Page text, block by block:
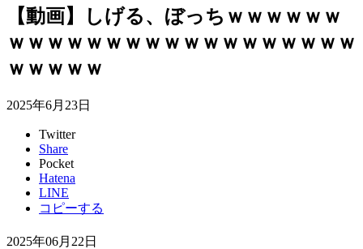
【動画】しげる、ぼっちｗｗｗｗｗｗ
ｗｗｗｗｗｗｗｗｗｗｗｗｗｗｗｗｗｗ
ｗｗｗｗｗ
2025年6月23日
Twitter
Share
Pocket
Hatena
LINE
コピーする
2025年06月22日